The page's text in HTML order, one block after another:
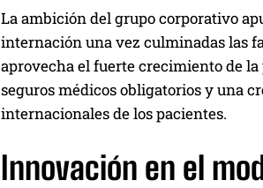
La ambición del grupo corporativo
internación una vez culminadas las
aprovecha el fuerte crecimiento de
seguros médicos obligatorios y una
internacionales de los pacientes.
Innovación en el